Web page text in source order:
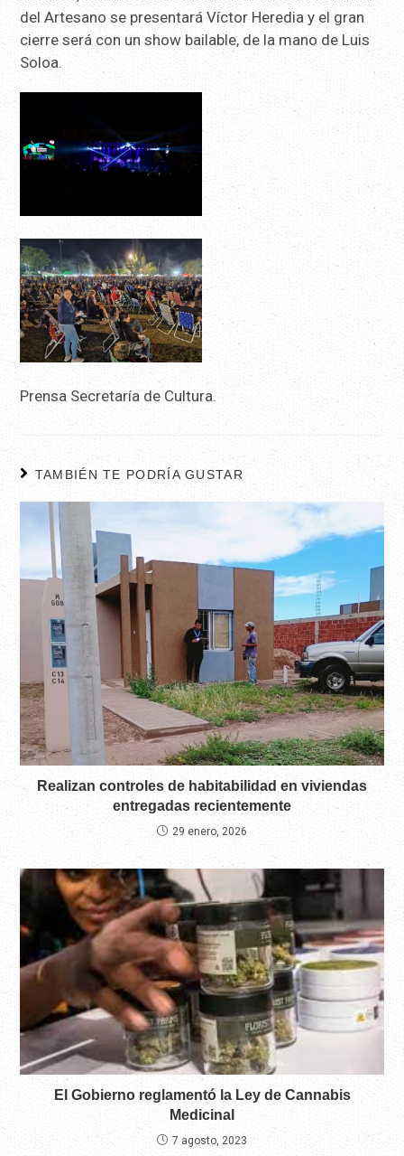
del Artesano se presentará Víctor Heredia y el gran
cierre será con un show bailable, de la mano de Luis
Soloa.
Prensa Secretaría de Cultura.
TAMBIÉN TE PODRÍA GUSTAR
Realizan controles de habitabilidad en viviendas
entregadas recientemente
29 enero, 2026
El Gobierno reglamentó la Ley de Cannabis
Medicinal
7 agosto, 2023